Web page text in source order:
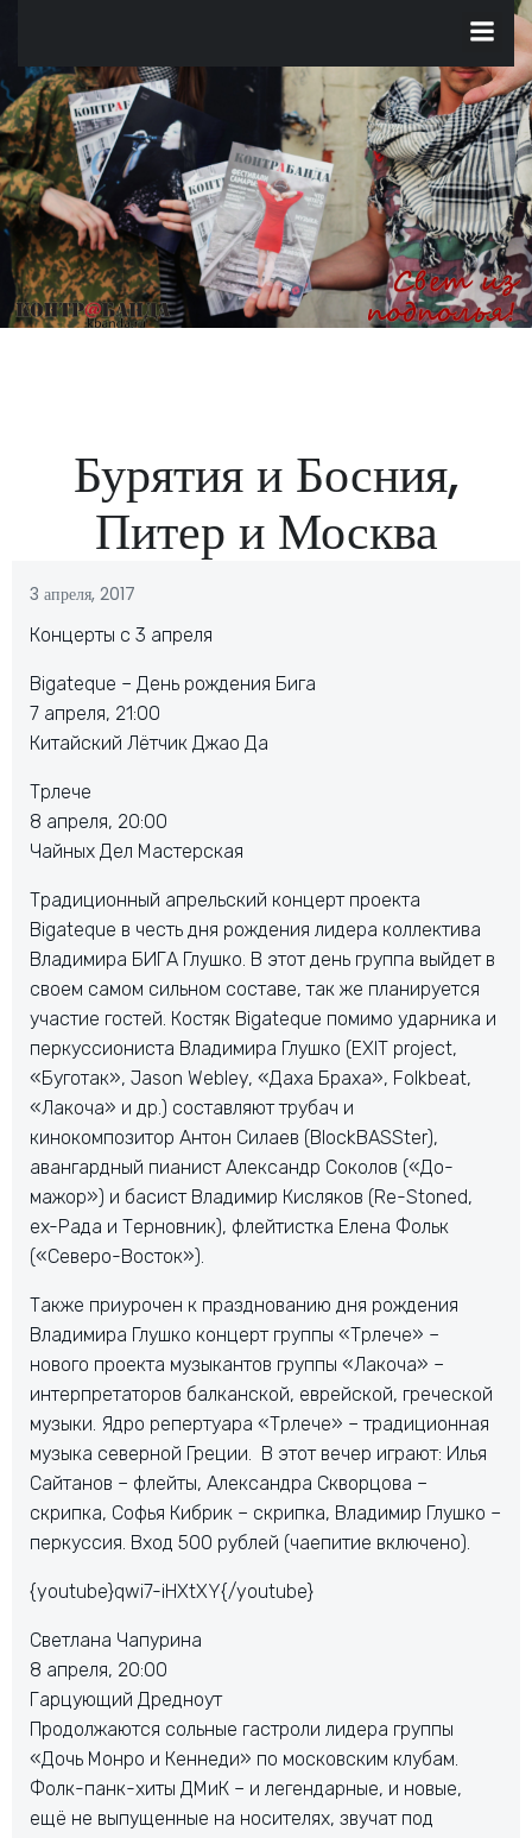
содержимому
Бурятия и Босния,
Питер и Москва
3 апреля, 2017
Концерты с 3 апреля
Bigateque – День рождения Бига
7 апреля, 21:00
Китайский Лётчик Джао Да
Трлече
8 апреля, 20:00
Чайных Дел Мастерская
Традиционный апрельский концерт проекта
Bigateque в честь дня рождения лидера коллектива
Владимира БИГА Глушко. В этот день группа выйдет в
своем самом сильном составе, так же планируется
участие гостей. Костяк Bigateque помимо ударника и
перкуссиониста Владимира Глушко (EXIT project,
«Буготак», Jason Webley, «Даха Браха», Folkbeat,
«Лакоча» и др.) составляют трубач и
кинокомпозитор Антон Силаев (BlockBASSter),
авангардный пианист Александр Соколов («До-
мажор») и басист Владимир Кисляков (Re-Stoned,
ex-Рада и Терновник), флейтистка Елена Фольк
(«Северо-Восток»).
Также приурочен к празднованию дня рождения
Владимира Глушко концерт группы «Трлече» –
нового проекта музыкантов группы «Лакоча» –
интерпретаторов балканской, еврейской, греческой
музыки. Ядро репертуара «Трлече» – традиционная
музыка северной Греции. В этот вечер играют: Илья
Сайтанов – флейты, Александра Скворцова –
скрипка, Софья Кибрик – скрипка, Владимир Глушко –
перкуссия. Вход 500 рублей (чаепитие включено).
{youtube}qwi7-iHXtXY{/youtube}
Светлана Чапурина
8 апреля, 20:00
Гарцующий Дредноут
Продолжаются сольные гастроли лидера группы
«Дочь Монро и Кеннеди» по московским клубам.
Фолк-панк-хиты ДМиК – и легендарные, и новые,
ещё не выпущенные на носителях, звучат под